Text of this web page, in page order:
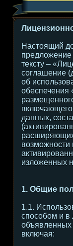
Настоящий
тексту –
соглашение
об
обеспечения
данных,
возможности
изложенных
1. Общие
1.1.
способом и
включая: